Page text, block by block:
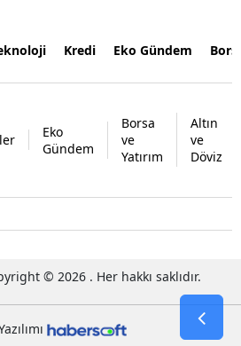
Kredi Eko Gündem
Eko
Gündem
Borsa
ve
Yatırım
Altın
ve
Döviz
© 2026 . Her hakkı saklıdır.